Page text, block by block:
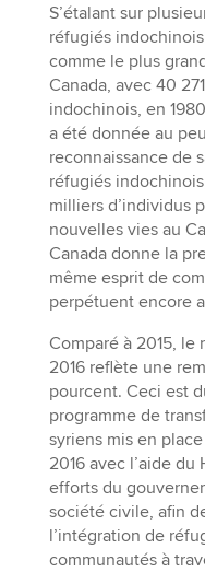
S’étalant sur
réfugiés
comme le plus
Canada, avec 40
indochinois, en
a été donnée au
reconnaissance de
réfugiés
milliers d’individus
nouvelles vies au
Canada donne la
même esprit de
perpétuent encore
Comparé à 2015,
2016 reflète une
pourcent. Ceci est
programme de
syriens mis en
2016 avec l’aide
efforts du
société civile, afin
l’intégration de
communautés à